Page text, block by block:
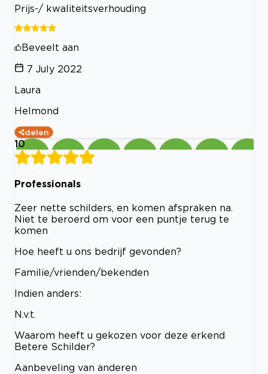
Prijs-/ kwaliteitsverhouding
Beveelt aan
7 July 2022
Laura
Helmond
delen
10
Professionals
Zeer nette schilders, en komen afspraken na.
Niet te beroerd om voor een puntje terug te
komen
Hoe heeft u ons bedrijf gevonden?
Familie/vrienden/bekenden
Indien anders:
N.v.t.
Waarom heeft u gekozen voor deze erkend
Betere Schilder?
Aanbeveling van anderen